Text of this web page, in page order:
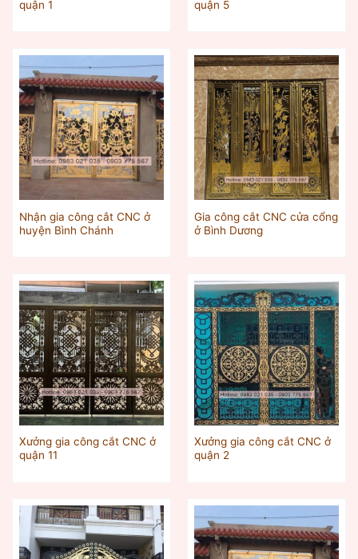
quận 1
quận 5
Nhận gia công cắt CNC ở
huyện Bình Chánh
Gia công cắt CNC cửa cổng
ở Bình Dương
Xưởng gia công cắt CNC ở
quận 11
Xưởng gia công cắt CNC ở
quận 2